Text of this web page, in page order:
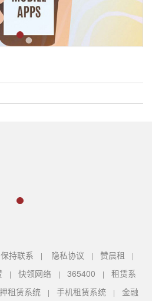
保持联系 | 隐私协议 | 赞晨租 |
| 快领网络| 365400 | 租赁系
租赁系统 | 手机租赁系统 | 金融